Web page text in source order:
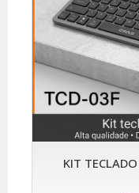
KIT